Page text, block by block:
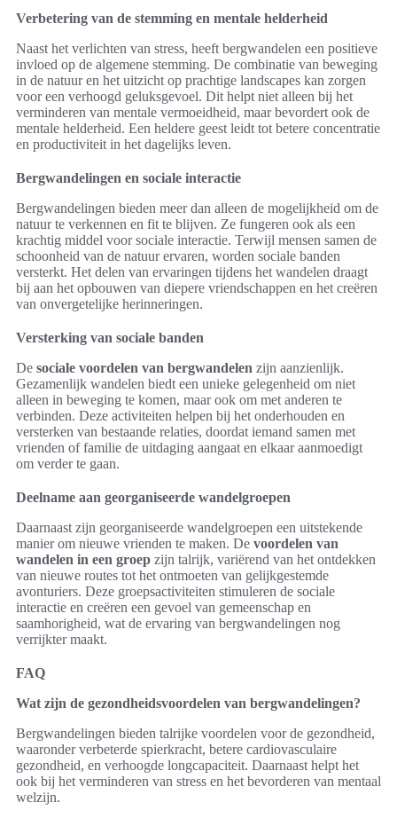
Verbetering van de stemming en mentale helderheid
Naast het verlichten van stress, heeft bergwandelen een positieve
invloed op de algemene stemming. De combinatie van beweging
in de natuur en het uitzicht op prachtige landscapes kan zorgen
voor een verhoogd geluksgevoel. Dit helpt niet alleen bij het
verminderen van mentale vermoeidheid, maar bevordert ook de
mentale helderheid. Een heldere geest leidt tot betere concentratie
en productiviteit in het dagelijks leven.
Bergwandelingen en sociale interactie
Bergwandelingen bieden meer dan alleen de mogelijkheid om de
natuur te verkennen en fit te blijven. Ze fungeren ook als een
krachtig middel voor sociale interactie. Terwijl mensen samen de
schoonheid van de natuur ervaren, worden sociale banden
versterkt. Het delen van ervaringen tijdens het wandelen draagt
bij aan het opbouwen van diepere vriendschappen en het creëren
van onvergetelijke herinneringen.
Versterking van sociale banden
De sociale voordelen van bergwandelen zijn aanzienlijk.
Gezamenlijk wandelen biedt een unieke gelegenheid om niet
alleen in beweging te komen, maar ook om met anderen te
verbinden. Deze activiteiten helpen bij het onderhouden en
versterken van bestaande relaties, doordat iemand samen met
vrienden of familie de uitdaging aangaat en elkaar aanmoedigt
om verder te gaan.
Deelname aan georganiseerde wandelgroepen
Daarnaast zijn georganiseerde wandelgroepen een uitstekende
manier om nieuwe vrienden te maken. De voordelen van
wandelen in een groep zijn talrijk, variërend van het ontdekken
van nieuwe routes tot het ontmoeten van gelijkgestemde
avonturiers. Deze groepsactiviteiten stimuleren de sociale
interactie en creëren een gevoel van gemeenschap en
saamhorigheid, wat de ervaring van bergwandelingen nog
verrijkter maakt.
FAQ
Wat zijn de gezondheidsvoordelen van bergwandelingen?
Bergwandelingen bieden talrijke voordelen voor de gezondheid,
waaronder verbeterde spierkracht, betere cardiovasculaire
gezondheid, en verhoogde longcapaciteit. Daarnaast helpt het
ook bij het verminderen van stress en het bevorderen van mentaal
welzijn.